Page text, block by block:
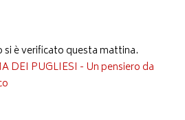
è verificato questa mattina.
DEI PUGLIESI - Un pensiero da